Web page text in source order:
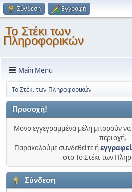
Σύνδεση Εγγραφή
Το Στέκι των
Πληροφορικών
Main Menu
Το Στέκι των Πληροφορικών
Προσοχή!
Μόνο εγγεγραμμένα μέλη μπορούν
περιοχή.
Παρακαλούμε συνδεθείτε ή
στο Το Στέκι των
Σύνδεση